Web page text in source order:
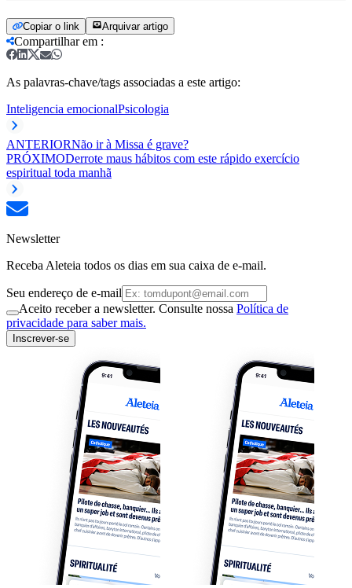
Copiar o link Arquivar artigo
Compartilhar em :
As palavras-chave/tags associadas a este artigo:
Inteligencia emocionalPsicologia
ANTERIORNão ir à Missa é grave?
PRÓXIMODerrote maus hábitos com este rápido exercício
espiritual toda manhã
Newsletter
Receba Aleteia todos os dias em sua caixa de e-mail.
Seu endereço de e-mail
Aceito receber a newsletter. Consulte nossa Política de
privacidade para saber mais.
Inscrever-se